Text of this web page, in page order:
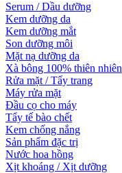
Serum / Dầu dưỡng
Kem dưỡng da
Kem dưỡng mắt
Son dưỡng môi
Mặt nạ dưỡng da
Xà bông 100% thiên nhiên
Rửa mặt / Tẩy trang
Máy rửa mặt
Đầu cọ cho máy
Tẩy tế bào chết
Kem chống nắng
Sản phẩm đặc trị
Nước hoa hồng
Xịt khoáng / Xịt dưỡng